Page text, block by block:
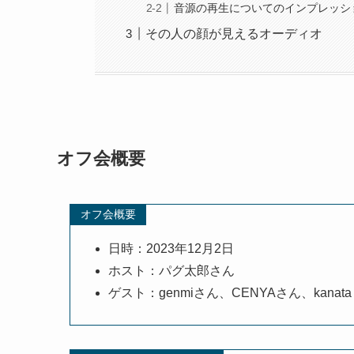
音源の再生についてのインプレッシ
その人の顔が見えるオーディオ
オフ会概要
オフ会概要
日時：2023年12月2日
ホスト：パグ太郎さん
ゲスト：genmiさん、CENYAさん、kanata